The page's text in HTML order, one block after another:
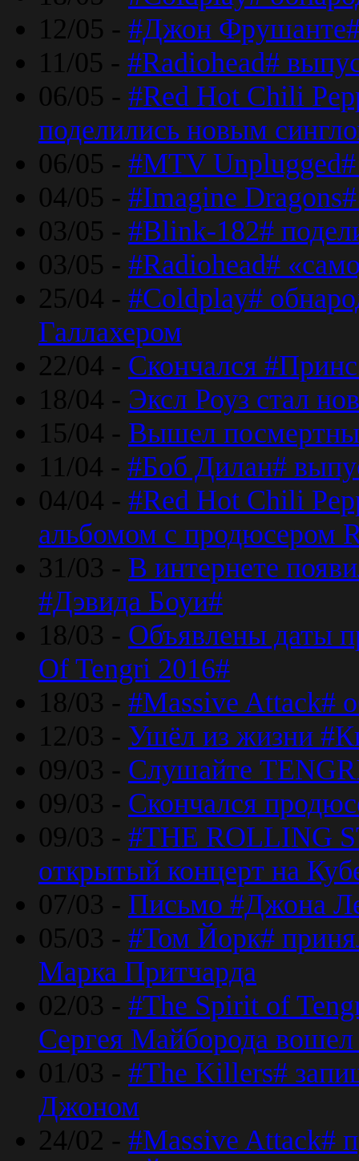
12/05 - #Джон
11/05 - #Radiohead#
06/05 - #Red Hot Chili
поделились новым
06/05 - #MTV Unplugged#
04/05 - #Imagine
03/05 - #Blink-182#
03/05 - #Radiohead#
25/04 - #Coldplay#
Галлахером
22/04 - Скончался
18/04 - Эксл Роуз стал
15/04 - Вышел
11/04 - #Боб Дилан#
04/04 - #Red Hot Chili
альбомом с продюсером
31/03 - В интернете
#Дэвида Боуи#
18/03 - Объявлены даты
Of Tengri 2016#
18/03 - #Massive Attack#
12/03 - Ушёл из жизни
09/03 - Слушайте
09/03 - Скончался
09/03 - #THE ROLLING
открытый концерт на
07/03 - Письмо #Джона
05/03 - #Том Йорк#
Марка Притчарда
02/03 - #The Spirit of
Сергея Майборода
01/03 - #The Killers#
Джоном
24/02 - #Massive Attack#